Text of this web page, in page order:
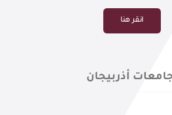
انقر هنا
أذربيجان